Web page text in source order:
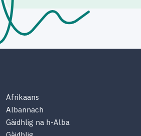
Afrikaans
Albannach
Gàidhlig na h-Alba